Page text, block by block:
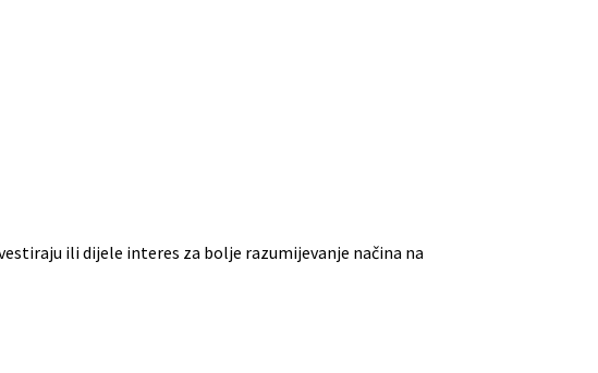
ili dijele interes za bolje razumijevanje načina na